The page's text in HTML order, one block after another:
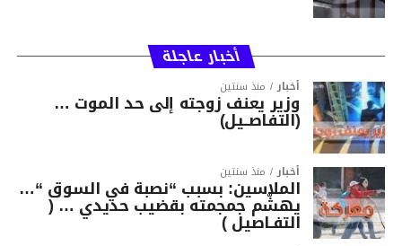
أخبار عاجلة
أخبار منذ سنتين
وزير يعنف زوجته إلى حد الموت …
(التفاصــيل)
أخبار منذ سنتين
الملاسين: بسبب “نصبة في السوق “…
يهشّم جمجمته بقضيب حديدي … (
التفـاصيل )